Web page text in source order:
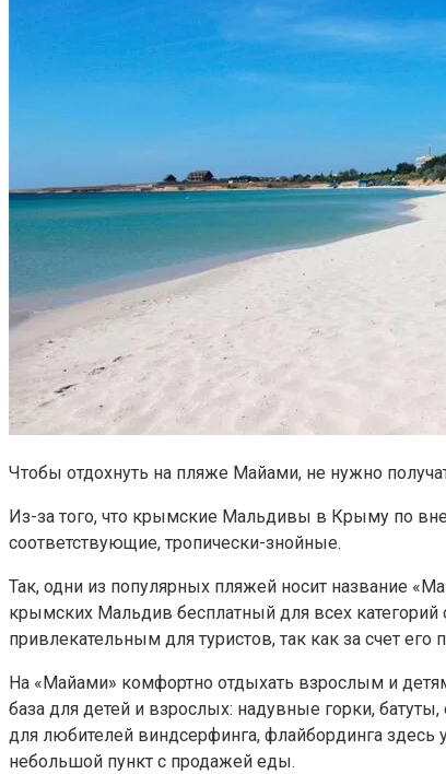
Чтобы отдохнуть на пляже Майами, не нужно
Из-за того, что крымские Мальдивы в Крыму по
соответствующие, тропически-знойные.
Так, одни из популярных пляжей носит название
крымских Мальдив бесплатный для всех
привлекательным для туристов, так как за счет
На «Майами» комфортно отдыхать взрослым и
база для детей и взрослых: надувные горки, батуты,
для любителей виндсерфинга, флайбординга здесь
небольшой пункт с продажей еды.